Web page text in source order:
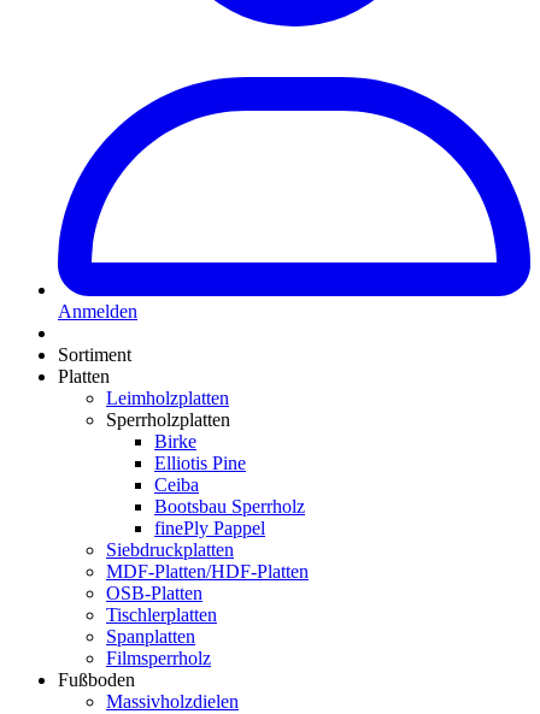
Anmelden
Sortiment
Platten
Leimholzplatten
Sperrholzplatten
Birke
Elliotis Pine
Ceiba
Bootsbau Sperrholz
finePly Pappel
Siebdruckplatten
MDF-Platten/HDF-Platten
OSB-Platten
Tischlerplatten
Spanplatten
Filmsperrholz
Fußboden
Massivholzdielen